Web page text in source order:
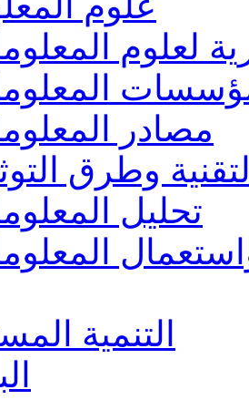
لعلوم
مصادر
وطرق
تحليل
التنمية